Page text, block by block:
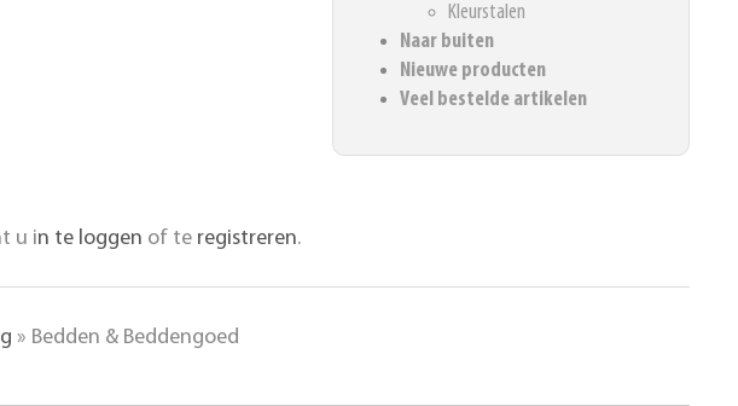
Kleurstalen
Naar buiten
Nieuwe producten
Veel bestelde artikelen
u in te loggen of te registreren.
» Bedden & Beddengoed